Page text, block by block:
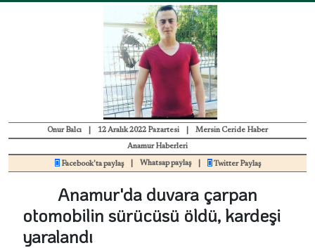
Onur Balcı 12 Aralık 2022 Pazartesi Mersin Ceride Haber
Anamur Haberleri
Facebook'ta paylaş Whatsap paylaş Twitter Paylaş
Anamur'da duvara çarpan
otomobilin sürücüsü öldü, kardeşi
yaralandı